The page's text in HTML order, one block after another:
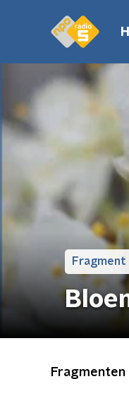
Fragment
Fragmenten